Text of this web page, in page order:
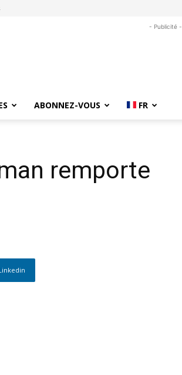
- Publicité -
ABONNEZ-VOUS FR
remporte